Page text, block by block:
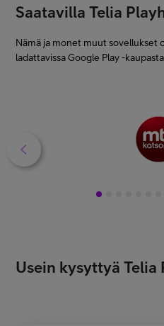
Saatavilla Telia
Nämä ja monet muut sovellukset
ladattavissa Google Play -
1
Usein kysyttyä Telia